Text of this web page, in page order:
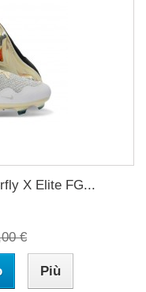
X Elite FG...
€
Più